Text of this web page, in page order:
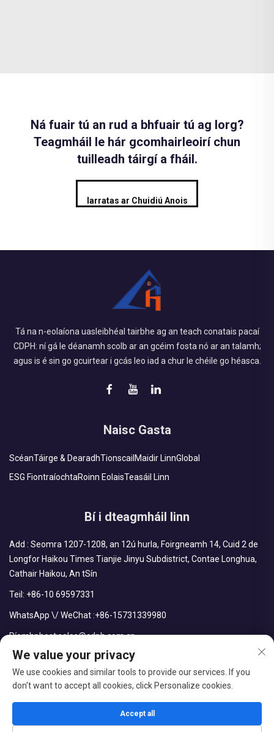
Ná fuair tú an rud a bhfuair tú ag lorg?
Teagmháil le hár gcomhairleoirí chun
tuilleadh táirgí a fháil.
Iarratas ar Chuidiú Anois
Tá na n-eolaíona uasleibhéal tairbhe ag an teach conatais pacaí
CDPH: ní gá le déanamh scolb ar an gcéim fosta nó ar an talamh;
agus is é sin go gcuirtear i gcás leo iad a chur le chéile go héasca.
Naisc Gasta
ScéanTáirge & DearadhTionscail Maidir LinnGlobal
ESG FiontraíochtaRoinn EolaisTeasáil Linn
Bí i dteagmháil linn
Add : Seomra 1207-1208, an 12ú hurla, Foirgneamh 14, Cuid 2 de
Longfor Haikou Times Tianjie Jinyu Subdistrict, Contae Longhua,
Cathair Haikou, An tSín
Teil: +86-10 69597331
WhatsApp \/ WeChat :+86-15731339980
Ríomhphost:sales@cdph.com.cn
cosaint.
We value your privacy
We use cookies and similar tools to provide our services. If you
don't want to accept all cookies, click Personalize cookies.
Accept all